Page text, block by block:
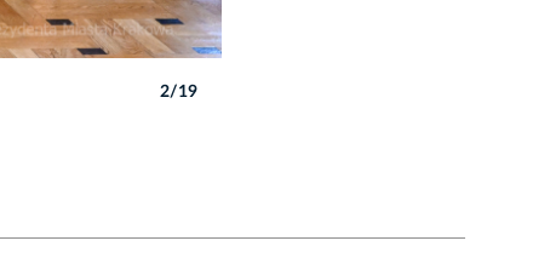
2/19